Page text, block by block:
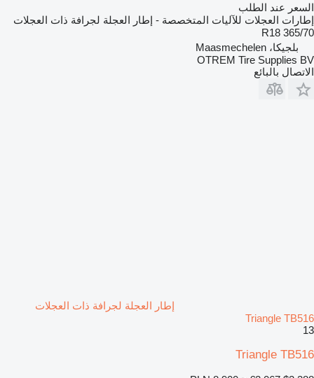
السعر عند الطلب
إطارات العجلات للآليات المتخصصة - إطار العجلة لجرافة ذات العجلات
365/70 R18
بلجيكا، Maasmechelen
OTREM Tire Supplies BV
الاتصال بالبائع
إطار العجلة لجرافة ذات العجلات
Triangle TB516
13
Triangle TB516